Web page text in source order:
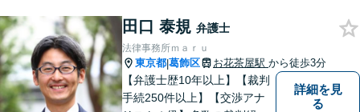
事務所です。培ってきたスキ
ルを生かした弁護活動を行い
ます。
田口 泰規 弁護士
法律事務所ｍａｒｕ
東京都|葛飾区 お花茶屋駅 から徒歩3分
【弁護士歴10年以上】【裁判
手続250件以上】【交渉アナ
詳細を見
る